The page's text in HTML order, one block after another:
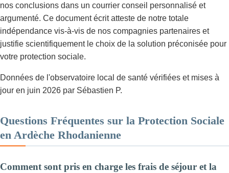
nos conclusions dans un courrier conseil personnalisé et
argumenté. Ce document écrit atteste de notre totale
indépendance vis-à-vis de nos compagnies partenaires et
justifie scientifiquement le choix de la solution préconisée pour
votre protection sociale.
Données de l'observatoire local de santé vérifiées et mises à
jour en juin 2026 par Sébastien P.
Questions Fréquentes sur la Protection Sociale
en Ardèche Rhodanienne
Comment sont pris en charge les frais de séjour et la